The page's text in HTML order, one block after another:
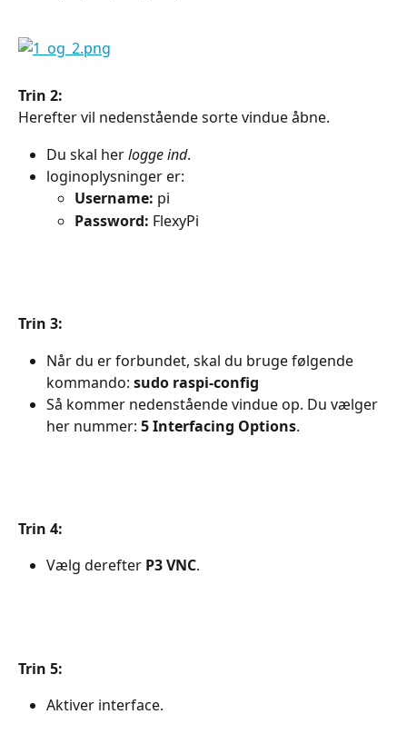
Trin 2:
Herefter vil nedenstående sorte vindue åbne.
Du skal her logge ind.
loginoplysninger er:
Username: pi
Password: FlexyPi
Trin 3:
Når du er forbundet, skal du bruge følgende
kommando: sudo raspi-config
Så kommer nedenstående vindue op. Du vælger
her nummer: 5 Interfacing Options.
Trin 4:
Vælg derefter P3 VNC.
Trin 5:
Aktiver interface.